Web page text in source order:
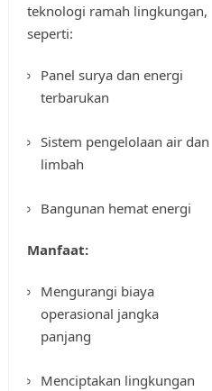
teknologi ramah lingkungan,
seperti:
Panel surya dan energi
terbarukan
Sistem pengelolaan air dan
limbah
Bangunan hemat energi
Manfaat:
Mengurangi biaya
operasional jangka
panjang
Menciptakan lingkungan